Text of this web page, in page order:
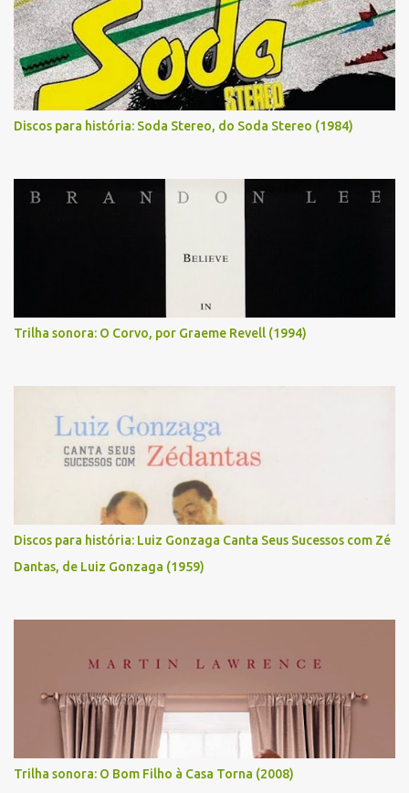
Discos para história: Soda Stereo, do Soda Stereo (1984)
Trilha sonora: O Corvo, por Graeme Revell (1994)
Discos para história: Luiz Gonzaga Canta Seus Sucessos com Zé
Dantas, de Luiz Gonzaga (1959)
Trilha sonora: O Bom Filho à Casa Torna (2008)